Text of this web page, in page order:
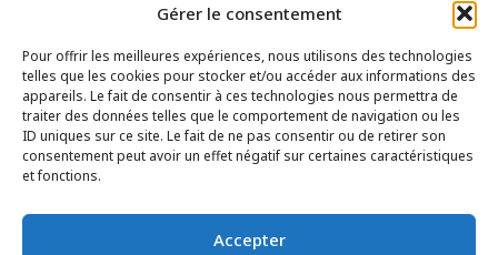
Gérer le consentement
Pour offrir les meilleures expériences, nous utilisons des technologies
telles que les cookies pour stocker et/ou accéder aux informations des
appareils. Le fait de consentir à ces technologies nous permettra de
traiter des données telles que le comportement de navigation ou les
ID uniques sur ce site. Le fait de ne pas consentir ou de retirer son
consentement peut avoir un effet négatif sur certaines caractéristiques
et fonctions.
Accepter
CONCESSIONNAIRES
TERMES ET CONDITIONS